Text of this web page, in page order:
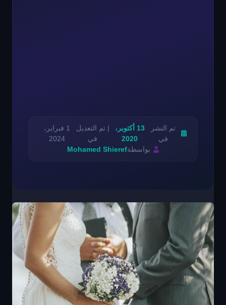
تم النشر
في
13 أكتوبر،
2020
| تم التعديل
في
1 فبراير،
2024
بواسطةMohamed Shieref